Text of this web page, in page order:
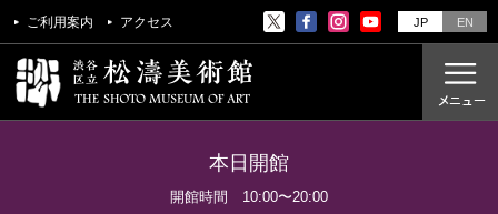
ご利用案内 アクセス JP EN
本日開館
開館時間 10:00〜20:00